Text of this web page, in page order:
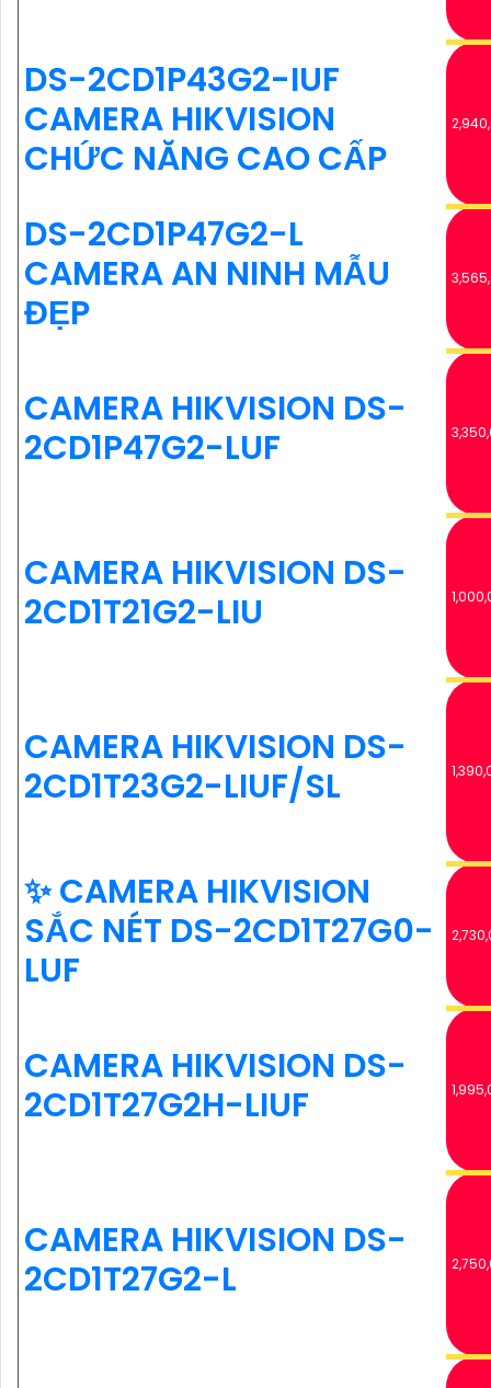
DS-2CD1P43G2-IUF
CAMERA HIKVISION
CHỨC NĂNG CAO CẤP
DS-2CD1P47G2-L
CAMERA AN NINH MẪU
ĐẸP
CAMERA HIKVISION DS-
2CD1P47G2-LUF
CAMERA HIKVISION DS-
2CD1T21G2-LIU
CAMERA HIKVISION DS-
2CD1T23G2-LIUF/SL
✨ CAMERA HIKVISION
SẮC NÉT DS-2CD1T27G0-
LUF
CAMERA HIKVISION DS-
2CD1T27G2H-LIUF
CAMERA HIKVISION DS-
2CD1T27G2-L